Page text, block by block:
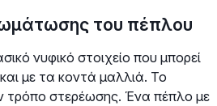
του πέπλου
νυφικό στοιχείο που μπορεί
με τα κοντά μαλλιά. Το
τρόπο στερέωσης. Ένα πέπλο με